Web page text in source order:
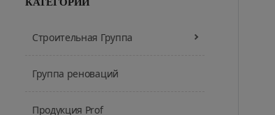
КАТЕГОРИИ
Строительная Группа
Группа реноваций
Продукция Prof